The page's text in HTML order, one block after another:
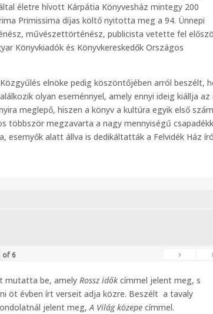
életre hívott Kárpátia Könyvesház mintegy 200
Primissima díjas költő nyitotta meg a 94. Ünnepi
művészettörténész, publicista vetette fel
Könyvkiadók és Könyvkereskedők Országos
elnöke pedig köszöntőjében arról beszélt,
olyan eseménnyel, amely ennyi ideig kiállja az
meglepő, hiszen a könyv a kultúra egyik első
többször megzavarta a nagy mennyiségű
esernyők alatt állva is dedikáltatták a Felvidék Ház
of 6 ›
mutatta be, amelyRossz időkcímmel jelent meg, s
öt évben írt verseit adja közre. Beszélt a tavaly
jelent meg,A Világ közepe címmel.